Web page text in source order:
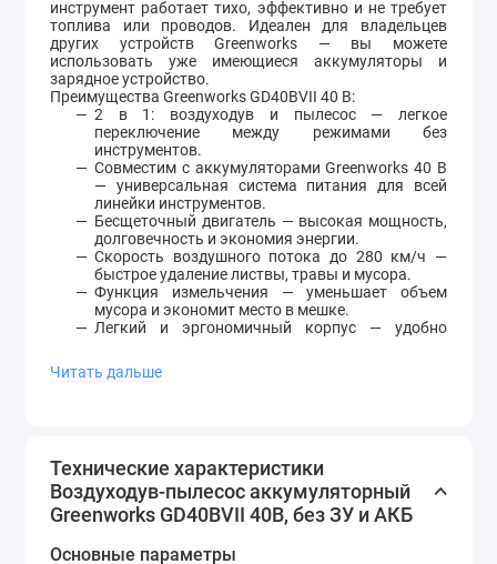
инструмент работает тихо, эффективно и не требует
топлива или проводов. Идеален для владельцев
других устройств Greenworks — вы можете
использовать уже имеющиеся аккумуляторы и
зарядное устройство.
Преимущества Greenworks GD40BVII 40 В:
2 в 1: воздуходув и пылесос — легкое
переключение между режимами без
инструментов.
Совместим с аккумуляторами Greenworks 40 В
— универсальная система питания для всей
линейки инструментов.
Бесщеточный двигатель — высокая мощность,
долговечность и экономия энергии.
Скорость воздушного потока до 280 км/ч —
быстрое удаление листвы, травы и мусора.
Функция измельчения — уменьшает объем
мусора и экономит место в мешке.
Легкий и эргономичный корпус — удобно
без вредных выбросов и бензина.
и лишнего шума.
Внимание! Аккумулятор и зарядное устройство в
комплект не входят.
Читать дальше
Технические характеристики
Воздуходув-пылесос аккумуляторный
Greenworks GD40BVII 40В, без ЗУ и АКБ
Основные параметры